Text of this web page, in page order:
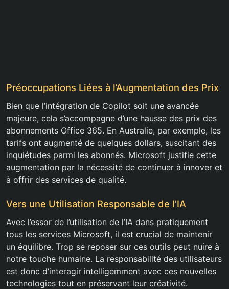
Préoccupations Liées à l’Augmentation des Prix
Bien que l’intégration de Copilot soit une avancée
majeure, cela s’accompagne d’une hausse des prix des
abonnements Office 365. En Australie, par exemple, les
tarifs ont augmenté de quelques dollars, suscitant des
inquiétudes parmi les abonnés. Microsoft justifie cette
augmentation par la nécessité de continuer à innover et
à offrir des services de qualité.
Vers une Utilisation Responsable de l’IA
Avec l’essor de l’utilisation de l’IA dans pratiquement
tous les services Microsoft, il est crucial de maintenir
un équilibre. Trop se reposer sur ces outils peut nuire à
notre touche humaine. La responsabilité des utilisateurs
est donc d’interagir intelligemment avec ces nouvelles
technologies tout en préservant leur créativité.